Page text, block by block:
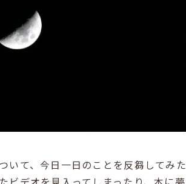
いて、今日一日のことを反芻してみた